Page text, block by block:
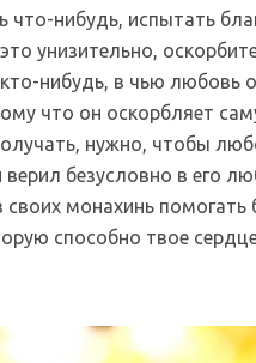
нибудь, испытать
унизительно,
нибудь, в чью любовь
что он оскорбляет
нужно, чтобы
безусловно в его
монахинь помогать
способно твое